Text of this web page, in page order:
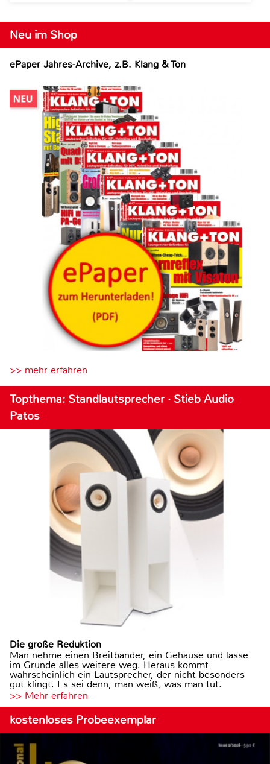
Neu im Shop
ePaper Jahres-Archive, z.B. Klang & Ton
>> mehr erfahren
Topthema: Standlautsprecher · Stieb Audio
Patos
Die große Reduktion
Man nehme einen Breitbänder, ein Gehäuse und lasse
im Grunde alles weitere weg. Heraus kommt
wahrscheinlich ein Lautsprecher, der nicht besonders
gut klingt. Es sei denn, man weiß, was man tut.
>> Mehr erfahren
kostenloses Probeexemplar